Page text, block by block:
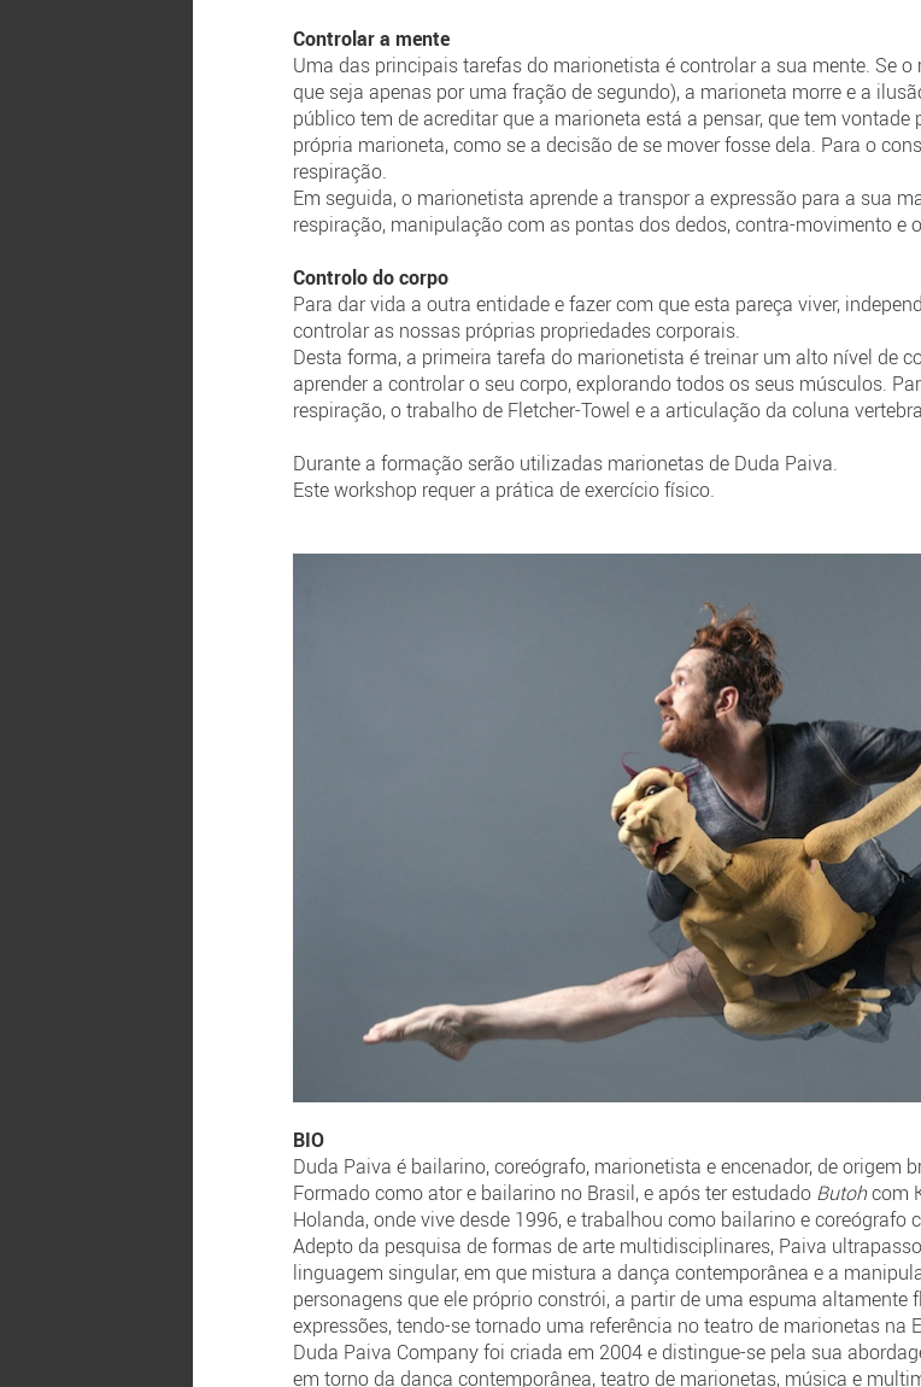
Controlar a mente
Uma das principais tarefas do marionetista é controlar a sua mente. Se
que seja apenas por uma fração de segundo), a marioneta morre e a
público tem de acreditar que a marioneta está a pensar, que tem
própria marioneta, como se a decisão de se mover fosse dela. Para o
respiração.
Em seguida, o marionetista aprende a transpor a expressão para a sua
respiração, manipulação com as pontas dos dedos, contra-movimento e
Controlo do corpo
Para dar vida a outra entidade e fazer com que esta pareça viver,
controlar as nossas próprias propriedades corporais.
Desta forma, a primeira tarefa do marionetista é treinar um alto nível de
aprender a controlar o seu corpo, explorando todos os seus músculos.
respiração, o trabalho de Fletcher-Towel e a articulação da coluna
Durante a formação serão utilizadas marionetas de Duda Paiva.
Este workshop requer a prática de exercício físico.
BIO
Duda Paiva é bailarino, coreógrafo, marionetista e encenador, de origem
Formado como ator e bailarino no Brasil, e após ter estudado Butohcom
Holanda, onde vive desde 1996, e trabalhou como bailarino e coreógrafo
Adepto da pesquisa de formas de arte multidisciplinares, Paiva
linguagem singular, em que mistura a dança contemporânea e a
personagens que ele próprio constrói, a partir de uma espuma altamente
expressões, tendo-se tornado uma referência no teatro de marionetas na
Duda Paiva Company foi criada em 2004 e distingue-se pela sua
em torno da dança contemporânea, teatro de marionetas, música e